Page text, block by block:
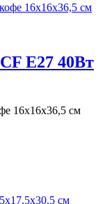
E27 40Вт
16х16х36,5 см